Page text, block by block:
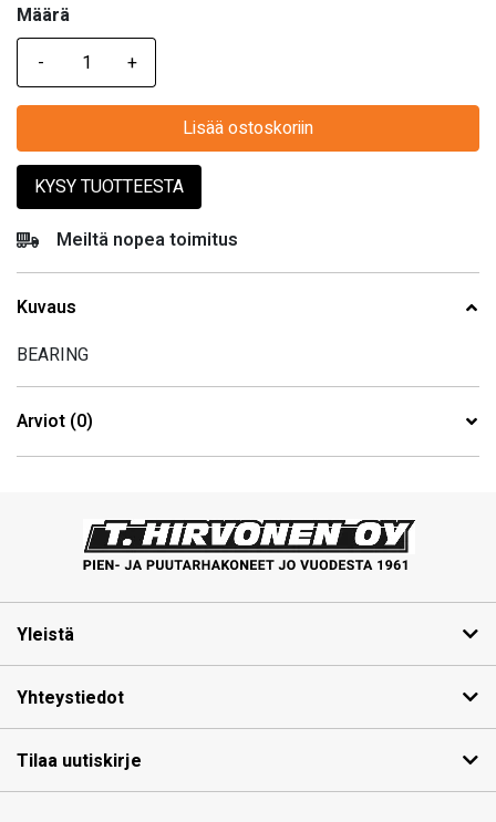
oli:
80,00 €.40,00 €.
Määrä
Määrä
Lisää ostoskoriin
KYSY TUOTTEESTA
Meiltä nopea toimitus
Kuvaus
BEARING
Arviot (0)
Yleistä
Yhteystiedot
Tilaa uutiskirje